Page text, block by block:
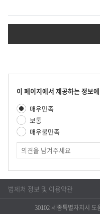
콘
츠
만
족
도
조
사
이 페이지에서 제공하는 정보
만
족
도
평
가
매우만족
보통
매우불만족
견
법제처 정보 및 이용약관
30102 세종특별자치시 도